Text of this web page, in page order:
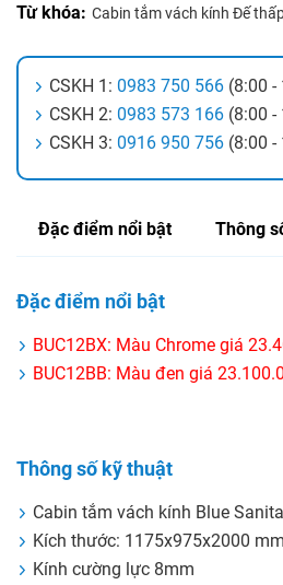
Từ khóa: Cabin tắm vách kính Đế
CSKH 1: 0983 750 566 (8:00 -
CSKH 2: 0983 573 166 (8:00 -
CSKH 3: 0916 950 756 (8:00 -
Đặc điểm nổi bật Thông
Đặc điểm nổi bật
BUC12BX: Màu Chrome giá
BUC12BB: Màu đen giá
Thông số kỹ thuật
Cabin tắm vách kính Blue
Kích thước: 1175x975x2000 mm
Kính cường lực 8mm